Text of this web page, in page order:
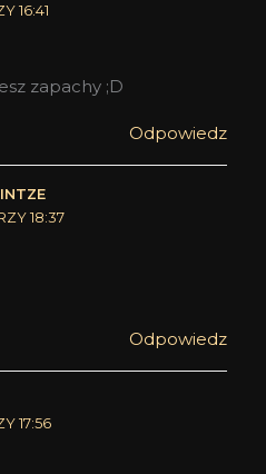
16:41
zapachy ;D
Odpowiedz
18:37
Odpowiedz
17:56